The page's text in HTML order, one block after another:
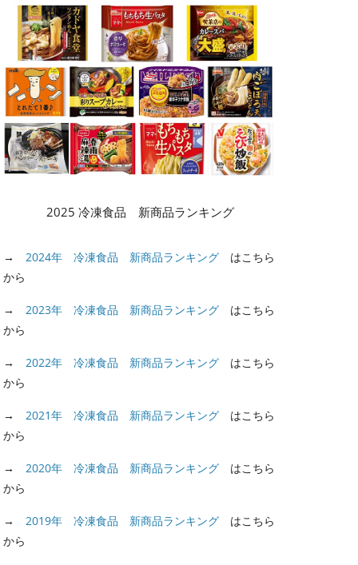
2018年10月19日
2025 冷凍食品 新商品ランキング
→ 2024年 冷凍食品 新商品ランキング はこちら
から
→ 2023年 冷凍食品 新商品ランキング はこちら
から
→ 2022年 冷凍食品 新商品ランキング はこちら
から
→ 2021年 冷凍食品 新商品ランキング はこちら
から
→ 2020年 冷凍食品 新商品ランキング はこちら
から
→ 2019年 冷凍食品 新商品ランキング はこちら
から